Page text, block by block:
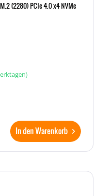
(2280) PCIe 4.0 x4 NVMe
In den Warenkorb